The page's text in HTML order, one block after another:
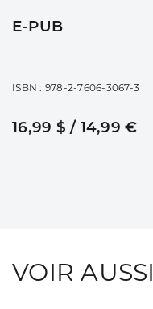
E-PUB
ISBN : 978-2-7606-3067-3
16,99 $ / 14,99 €
VOIR AUSSI